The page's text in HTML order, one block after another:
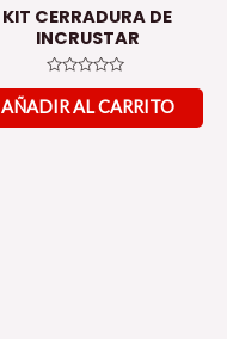
KIT CERRADURA DE
INCRUSTAR
Valorado
en
0
de
AÑADIR AL CARRITO